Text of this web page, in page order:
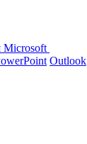
Outlook